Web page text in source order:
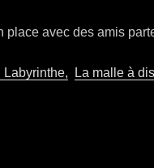
avec des amis
Labyrinthe, La malle à